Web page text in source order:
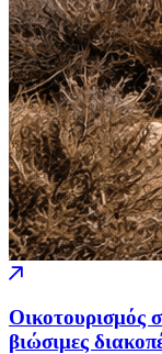
Οικοτουρισμός
βιώσιμες